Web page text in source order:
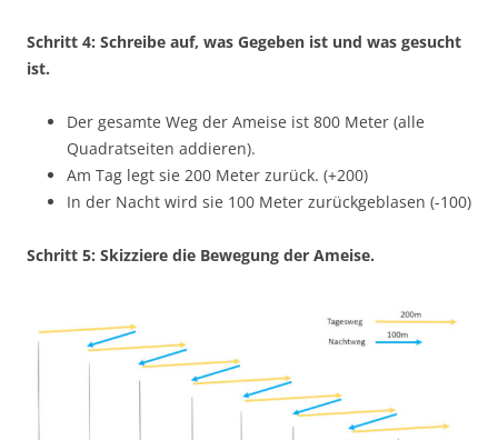
Schritt 4: Schreibe auf, was Gegeben ist und was gesucht
ist.
Der gesamte Weg der Ameise ist 800 Meter (alle
Quadratseiten addieren).
Am Tag legt sie 200 Meter zurück. (+200)
In der Nacht wird sie 100 Meter zurückgeblasen (-100)
Schritt 5: Skizziere die Bewegung der Ameise.